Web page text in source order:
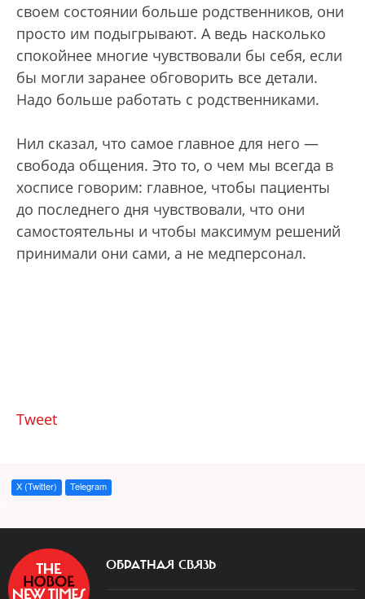
своем состоянии больше родственников, они
просто им подыгрывают. А ведь насколько
спокойнее многие чувствовали бы себя, если
бы могли заранее обговорить все детали.
Надо больше работать с родственниками.
Нил сказал, что самое главное для него —
свобода общения. Это то, о чем мы всегда в
хосписе говорим: главное, чтобы пациенты
до последнего дня чувствовали, что они
самостоятельны и чтобы максимум решений
принимали они сами, а не медперсонал.
Tweet
X (Twitter) Telegram
ОБРАТНАЯ СВЯЗЬ